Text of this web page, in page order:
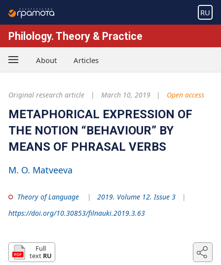
RU
Philology. Theory & Practice
About Articles
Original research article March 10, 2019 Open access
METAPHORICAL EXPRESSION OF
THE NOTION “BEHAVIOUR” BY
MEANS OF PHRASAL VERBS
M. O. Matveeva
Theory of Language
2019. Volume 12. Issue 3
https://doi.org/10.30853/filnauki.2019.3.63
Full
text RU